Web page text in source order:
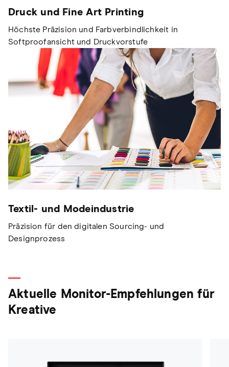
Druck und Fine Art Printing
Höchste Präzision und Farbverbindlichkeit in
Softproofansicht und Druckvorstufe
Textil- und Modeindustrie
Präzision für den digitalen Sourcing- und
Designprozess
Aktuelle Monitor-Empfehlungen für
Kreative